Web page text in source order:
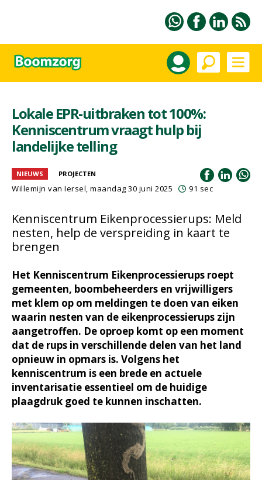
Lokale EPR-uitbraken tot 100%:
Kenniscentrum vraagt hulp bij
landelijke telling
NIEUWS PROJECTEN
Willemijn van Iersel, maandag 30 juni 2025 91 sec
Kenniscentrum Eikenprocessierups: Meld
nesten, help de verspreiding in kaart te
brengen
Het Kenniscentrum Eikenprocessierups roept
gemeenten, boombeheerders en vrijwilligers
met klem op om meldingen te doen van eiken
waarin nesten van de eikenprocessierups zijn
aangetroffen. De oproep komt op een moment
dat de rups in verschillende delen van het land
opnieuw in opmars is. Volgens het
kenniscentrum is een brede en actuele
inventarisatie essentieel om de huidige
plaagdruk goed te kunnen inschatten.